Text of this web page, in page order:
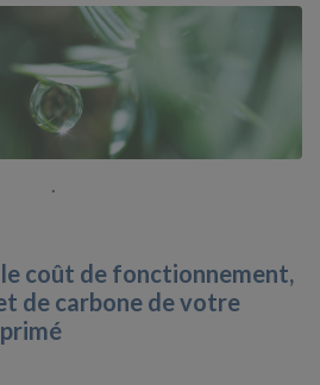
.
coût de fonctionnement,
de carbone de votre